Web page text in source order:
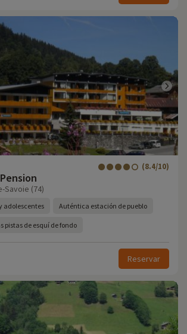
(8.4/10)
Savoie (74)
adolescentes Auténtica estación de pueblo
pistas de esquí de fondo
Reservar